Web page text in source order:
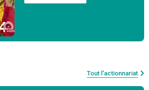
Tout l'actionnariat